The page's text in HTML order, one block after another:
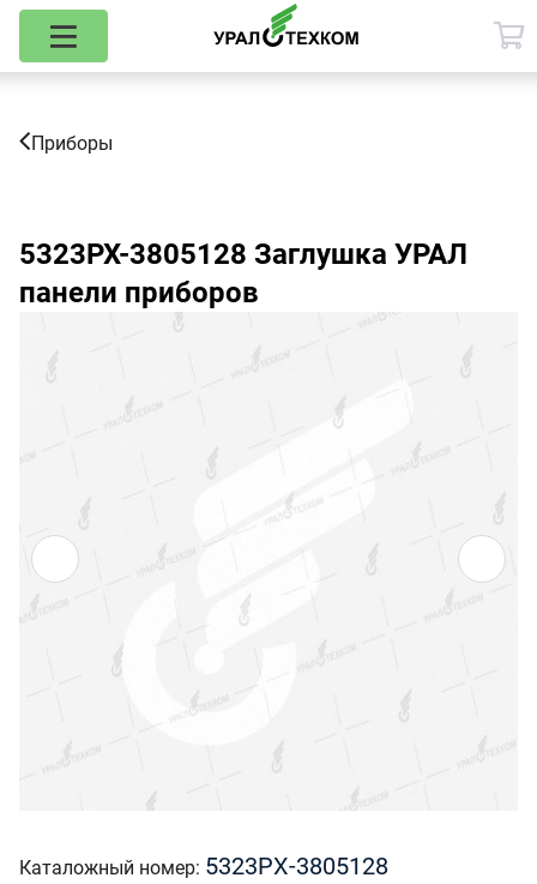
Приборы
5323РХ-3805128 Заглушка УРАЛ
панели приборов
Каталожный номер 5323РХ-3805128